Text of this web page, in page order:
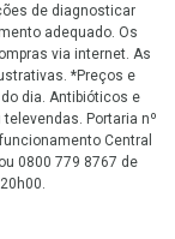
de diagnosticar
adequado. Os
via internet. As
*Preços e
dia. Antibióticos e
Portaria nº
Central
0800 779 8767 de